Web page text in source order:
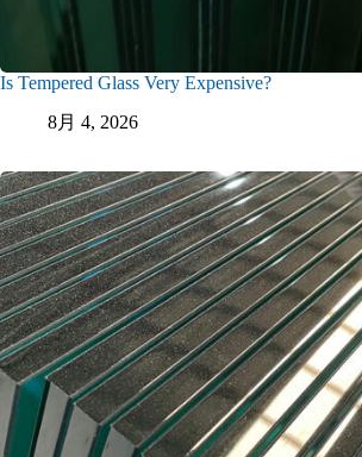
Is Tempered Glass Very Expensive?
8月 4, 2026